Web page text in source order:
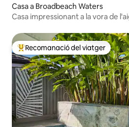
Casa a Broadbeach Waters
Casa impressionant a la vora de
Principals recomanacions dels
Recomanació del viatger